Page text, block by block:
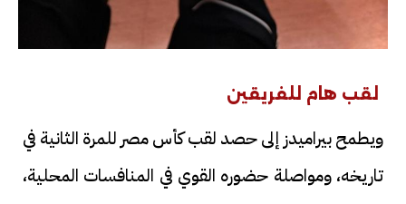
لقب هام للفريقين
ويطمح بيراميدز إلى حصد لقب كأس مصر للمرة الثانية في
تاريخه، ومواصلة حضوره القوي في المنافسات المحلية،